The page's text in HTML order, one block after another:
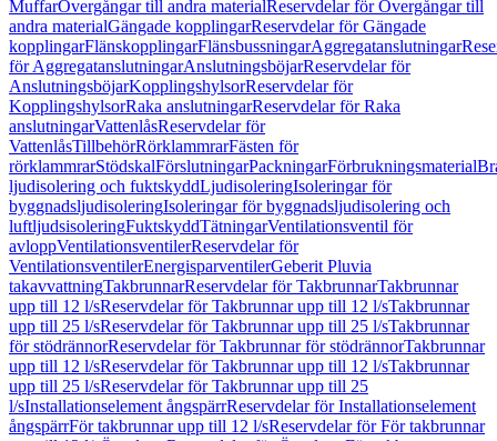
MuffarÖvergångar till andra materialReservdelar för Övergångar till
andra materialGängade kopplingarReservdelar för Gängade
kopplingarFlänskopplingarFlänsbussningarAggregatanslutningar
för AggregatanslutningarAnslutningsböjarReservdelar för
AnslutningsböjarKopplingshylsorReservdelar för
KopplingshylsorRaka anslutningarReservdelar för Raka
anslutningarVattenlåsReservdelar för
VattenlåsTillbehörRörklammrarFästen för
rörklammrarStödskalFörslutningarPackningarFörbrukningsmaterial
ljudisolering och fuktskyddLjudisoleringIsoleringar för
byggnadsljudisoleringIsoleringar för byggnadsljudisolering och
luftljudsisoleringFuktskyddTätningarVentilationsventil för
avloppVentilationsventilerReservdelar för
VentilationsventilerEnergisparventilerGeberit Pluvia
takavvattningTakbrunnarReservdelar för TakbrunnarTakbrunnar
upp till 12 l/sReservdelar för Takbrunnar upp till 12 l/sTakbrunnar
upp till 25 l/sReservdelar för Takbrunnar upp till 25 l/sTakbrunnar
för stödrännorReservdelar för Takbrunnar för stödrännorTakbrunnar
upp till 12 l/sReservdelar för Takbrunnar upp till 12 l/sTakbrunnar
upp till 25 l/sReservdelar för Takbrunnar upp till 25
l/sInstallationselement ångspärrReservdelar för Installationselement
ångspärrFör takbrunnar upp till 12 l/sReservdelar för För takbrunnar